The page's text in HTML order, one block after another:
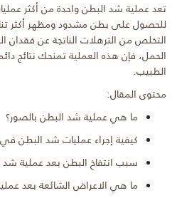
تعد عملية شد البطن واحدة من أكثر
للحصول على بطن مشدود ومظهر أكثر
التخلص من الترهلات الناتجة عن
الحمل، فإن هذه العملية تمنحك نتائج
الطبيب.
محتوى المقال:
ما هي عملية شد البطن بالصور؟
كيفية إجراء عمليات شد البطن
سبب انتفاخ البطن بعد عملية شد
ما هي الاعراض الشائعة بعد